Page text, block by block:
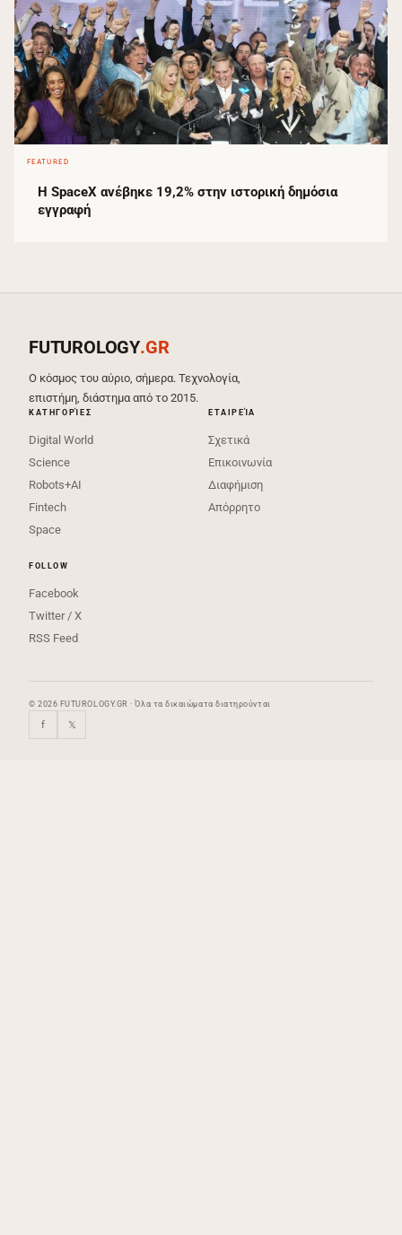
FEATURED
Η SpaceX ανέβηκε 19,2% στην ιστορική δημόσια
εγγραφή
FUTUROLOGY.GR
Ο κόσμος του αύριο, σήμερα. Τεχνολογία,
επιστήμη, διάστημα από το 2015.
ΚΑΤΗΓΟΡΊΕΣ
Digital World
Science
Robots+AI
Fintech
Space
ΕΤΑΙΡΕΊΑ
Σχετικά
Επικοινωνία
Διαφήμιση
Απόρρητο
FOLLOW
Facebook
Twitter / X
RSS Feed
© 2026 FUTUROLOGY.GR · Όλα τα δικαιώματα διατηρούνται
f 𝕏